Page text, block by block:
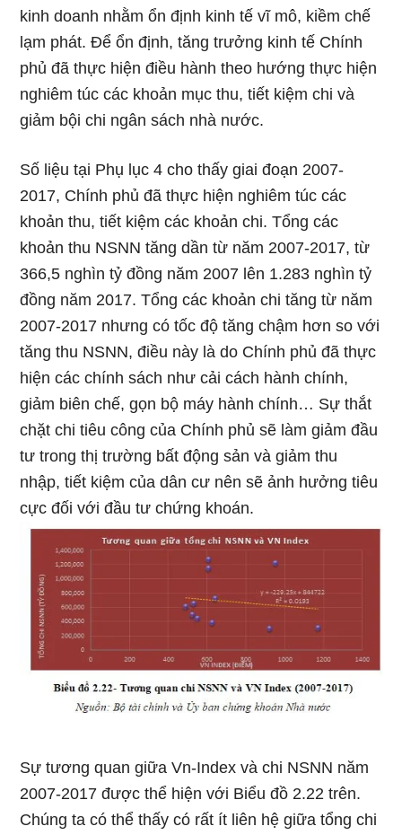
kinh doanh nhằm ổn định kinh tế vĩ mô, kiềm chế
lạm phát. Để ổn định, tăng trưởng kinh tế Chính
phủ đã thực hiện điều hành theo hướng thực hiện
nghiêm túc các khoản mục thu, tiết kiệm chi và
giảm bội chi ngân sách nhà nước.
Số liệu tại Phụ lục 4 cho thấy giai đoạn 2007-
2017, Chính phủ đã thực hiện nghiêm túc các
khoản thu, tiết kiệm các khoản chi. Tổng các
khoản thu NSNN tăng dần từ năm 2007-2017, từ
366,5 nghìn tỷ đồng năm 2007 lên 1.283 nghìn tỷ
đồng năm 2017. Tổng các khoản chi tăng từ năm
2007-2017 nhưng có tốc độ tăng chậm hơn so với
tăng thu NSNN, điều này là do Chính phủ đã thực
hiện các chính sách như cải cách hành chính,
giảm biên chế, gọn bộ máy hành chính… Sự thắt
chặt chi tiêu công của Chính phủ sẽ làm giảm đầu
tư trong thị trường bất động sản và giảm thu
nhập, tiết kiệm của dân cư nên sẽ ảnh hưởng tiêu
cực đối với đầu tư chứng khoán.
Sự tương quan giữa Vn-Index và chi NSNN năm
2007-2017 được thể hiện với Biểu đồ 2.22 trên.
Chúng ta có thể thấy có rất ít liên hệ giữa tổng chi